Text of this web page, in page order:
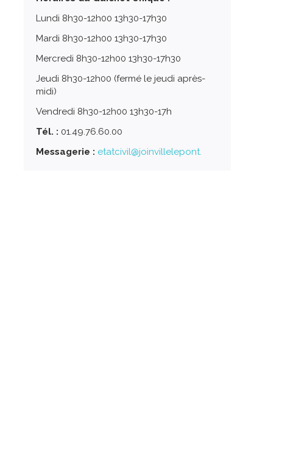
Lundi 8h30-12h00 13h30-17h30
Mardi 8h30-12h00 13h30-17h30
Mercredi 8h30-12h00 13h30-17h30
Jeudi 8h30-12h00 (fermé le jeudi après-
midi)
Vendredi 8h30-12h00 13h30-17h
Tél. : 01.49.76.60.00
Messagerie : etatcivil@joinvillelepont.